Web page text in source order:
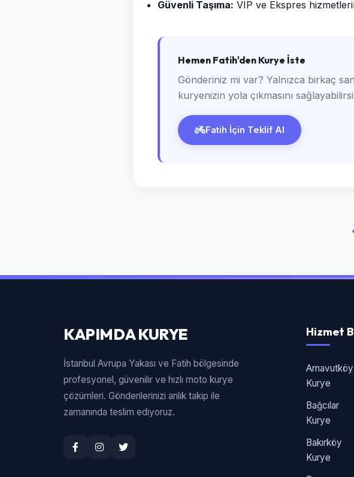
Güvenli Taşıma: VIP ve Ekspres
Hemen Fatih'den Kurye İste
Gönderiniz mi var? Yalnızca birkaç
kuryenizin yola çıkmasını
Fatih İçin Teklif Al
KAPIMDA KURYE
İstanbul Avrupa Yakası ve Fatih bölgesinde
profesyonel, güvenilir ve hızlı moto kurye
çözümleri. Gönderilerinizi anlık takip ile
zamanında teslim ediyoruz.
Hizmet
Arnavutköy
Kurye
Bağcılar
Kurye
Bakırköy
Kurye